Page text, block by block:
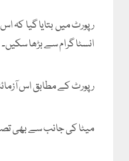
رپورٹ میں بتایا گیا کہ
انسٹا گرام سے بڑھا سکیں۔
رپورٹ کے مطابق اس آزمائش کے دوران
میٹا کی جانب سے بھی